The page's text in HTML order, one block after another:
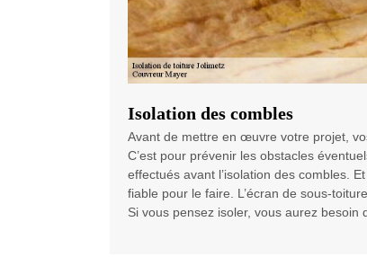
Isolation des combles
Avant de mettre en œuvre votre projet,
C’est pour prévenir les obstacles
effectués avant l’isolation des combles.
fiable pour le faire. L’écran de sous-
Si vous pensez isoler, vous aurez